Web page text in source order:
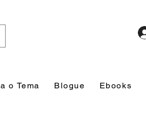
o Tema Blogue Ebooks